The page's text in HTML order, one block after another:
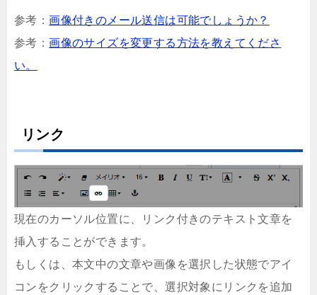
参考：画像付きのメール送信は可能でしょうか？
参考：画像のサイズを変更する方法を教えてくださ
い。
リンク
現在のカーソル位置に、リンク付きのテキスト文章を
挿入することができます。
もしくは、本文中の文章や画像を選択した状態でアイ
コンをクリックすることで、選択対象にリンクを追加